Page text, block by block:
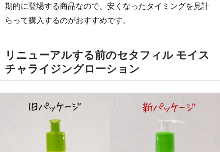
期的に登場する商品なので、安くなったタイミングを見計
らって購入するのがおすすめです。
リニューアルする前のセタフィル モイス
チャライジングローション